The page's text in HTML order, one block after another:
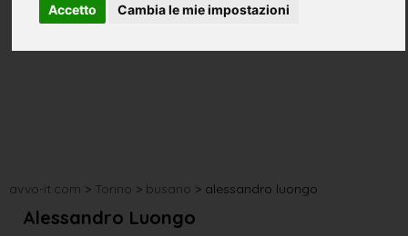
Accetto Cambia le mie impostazioni
avvo-it.com > Torino > busano > alessandro luongo
Alessandro Luongo